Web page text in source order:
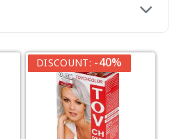
DISCOUNT: -40%